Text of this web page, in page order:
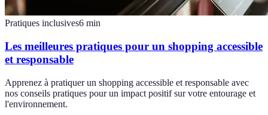
Pratiques inclusives6 min
Les meilleures pratiques pour un shopping accessible
et responsable
Apprenez à pratiquer un shopping accessible et responsable avec
nos conseils pratiques pour un impact positif sur votre entourage et
l'environnement.